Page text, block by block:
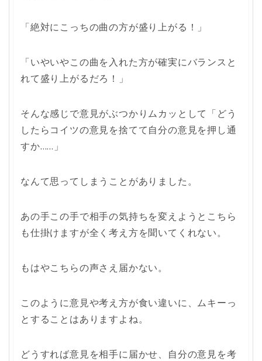
「絶対にこっちの曲の方が盛り上がる！」
「いやいやこの曲を入れた方が確実にバランスと
れて盛り上がるだろ！」
そんな感じで意見がぶつかりムカッとして「どう
したらコイツの意見を捨てて自分の意見を押し通
すか……」
なんて思ってしまうことがありました。
あの手この手で相手の気持ちを変えようとこちら
も仕掛けますが全く考え方を聞いてくれない。
もはやこちらの声さえ届かない。
このように意見や考え方が食い違いに、ムキーっ
とすることはありますよね。
どうすれば意見を相手に届かせ、自分の意見を考